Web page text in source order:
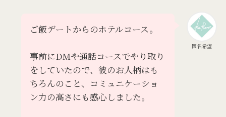
匿名希望
ご飯デートからのホテルコース。
事前にDMや通話コースでやり取り
をしていたので、彼のお人柄はも
ちろんのこと、コミュニケーショ
ン力の高さにも感心しました。